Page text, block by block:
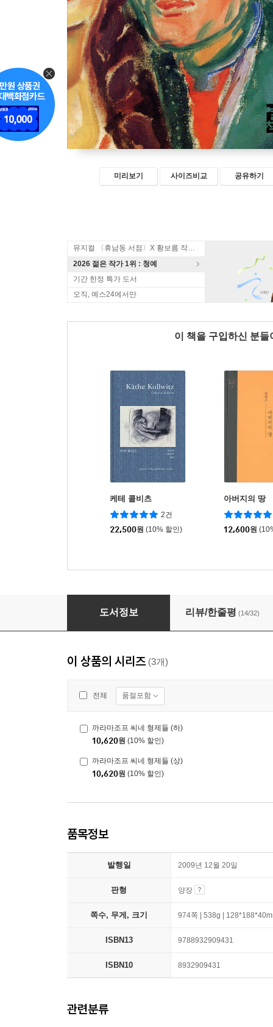
미리보기 사이즈비교 공유하기
뮤지컬 〈휴남동 서점〉X 황보름 작가 북토크
2026 젊은 작가 1위 : 청예
기간 한정 특가 도서
오직, 예스24에서만
이 책을 구입하신 분
케테 콜비츠
2건
22,500원 (10% 할인)
아버지의 땅
12,600원
까라마조프 씨네 형제들 (중)
도서정보 리뷰/한줄평 (14/32)
이 상품의 시리즈 (3개)
전체 품절포함
까라마조프 씨네 형제들 (하)
10,620원 (10% 할인)
까라마조프 씨네 형제들 (상)
10,620원 (10% 할인)
품목정보
발행일 2009년 12월 20일
판형 양장
쪽수, 무게, 크기 974쪽 | 538g |
ISBN13 9788932909431
ISBN10 8932909431
관련분류